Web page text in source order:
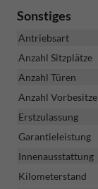
Sonstiges
Antriebsart
Anzahl Sitzplätze
Anzahl Türen
Anzahl
Erstzulassung
Garantieleistung
Innenausstattung
Kilometerstand